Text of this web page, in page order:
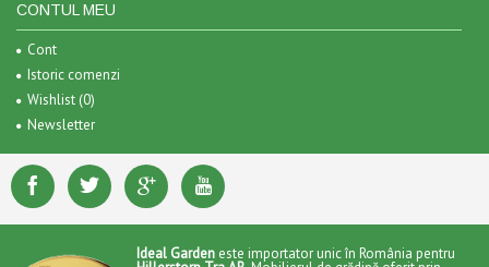
CONTUL MEU
Cont
Istoric comenzi
Wishlist (0)
Newsletter
Ideal Garden este importator unic în România pentru